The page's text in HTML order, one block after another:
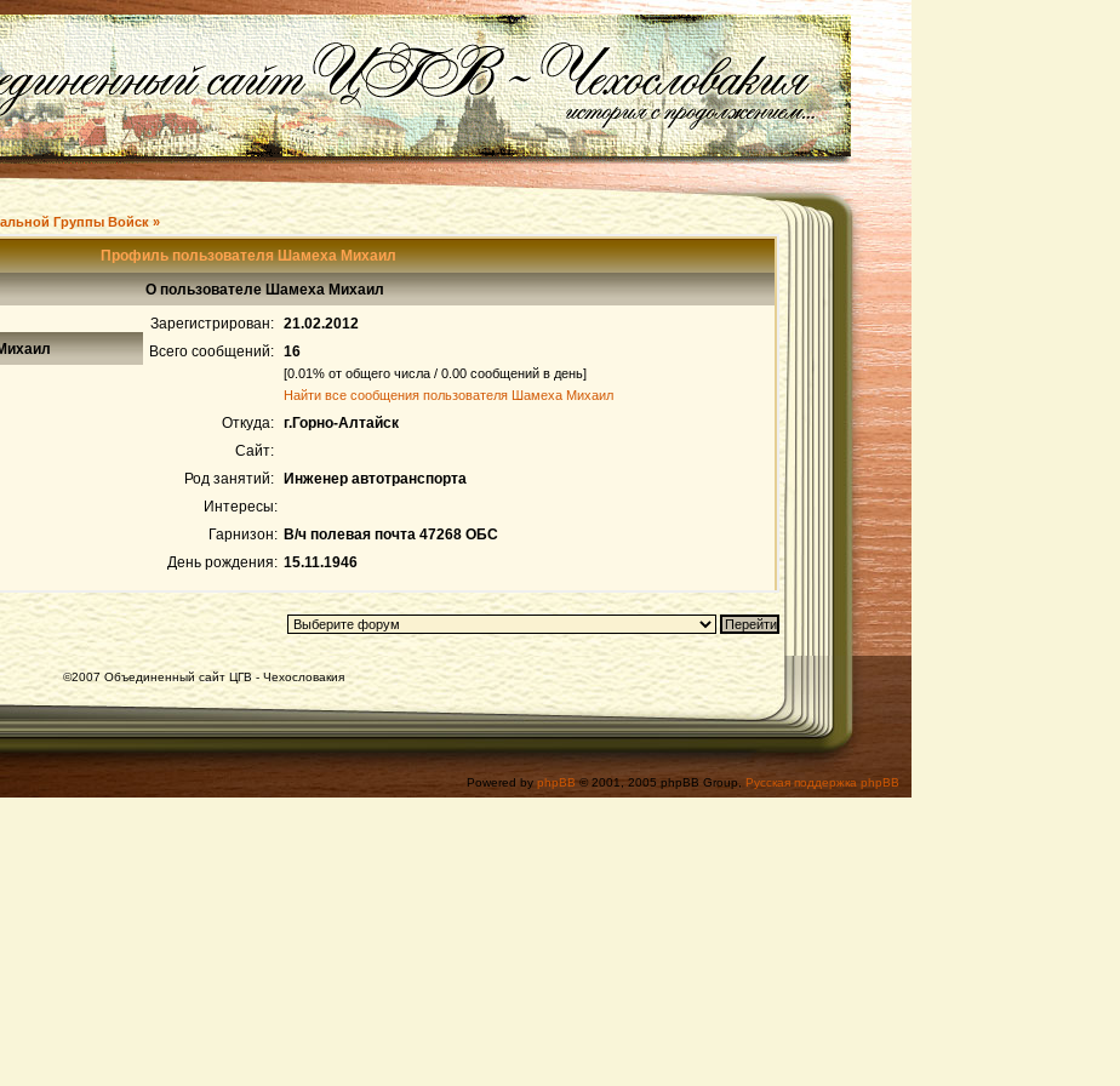
Группы Войск »
Профиль пользователя Шамеха Михаил
О пользователе Шамеха Михаил
Зарегистрирован: 21.02.2012
Всего сообщений: 16
[0.01% от общего числа / 0.00 сообщений в день]
Найти все сообщения пользователя Шамеха Михаил
Откуда: г.Горно-Алтайск
Сайт:
Род занятий:
Инженер автотранспорта
Интересы:
Гарнизон: В/ч полевая почта 47268 ОБС
День рождения: 15.11.1946
©2007 Объединенный сайт ЦГВ - Чехословакия
Powered by phpBB © 2001, 2005 phpBB Group, Русская поддержка phpBB